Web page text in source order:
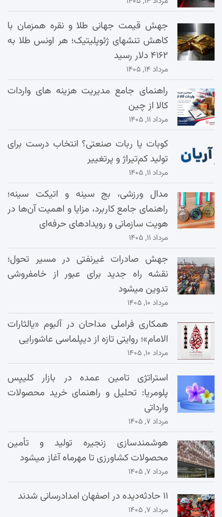
جهش قیمت جهانی طلا و نقره همزمان با
کاهش تنشهای ژئوپلیتیک؛ هر اونس طلا به
۴۱۶۲ دلار رسید
مرداد ۱۴, ۱۴۰۵
راهنمای جامع مدیریت هزینه‌ های واردات
کالا از چین
مرداد ۱۱, ۱۴۰۵
کوبات یا ربات صنعتی؟ انتخاب درست برای
تولید کم‌تیراژ و پرتغییر
مرداد ۱۱, ۱۴۰۵
مدال ورزشی، بج سینه و اتیکت سینه؛
راهنمای جامع کاربرد، مزایا و اهمیت آن‌ها در
هویت سازمانی و رویدادهای حرفه‌ای
مرداد ۱۱, ۱۴۰۵
جهش صادرات غیرنفتی در مسیر تحول؛
نقشه راه جدید برای عبور از خامفروشی
تدوین میشود
مرداد ۱۰, ۱۴۰۵
همکاری فراملی مداحان در آلبوم «یالثارات
الامام»؛ روایتی تازه از دیپلماسی عاشورایی
مرداد ۱۰, ۱۴۰۵
استراتژی تامین عمده در بازار کلیپس
پلومریا: تحلیل و راهنمای خرید محصولات
وارداتی
مرداد ۷, ۱۴۰۵
هوشمندسازی زنجیره تولید و تأمین
محصولات کشاورزی تا مهرماه آغاز میشود
مرداد ۷, ۱۴۰۵
۱۱ حادثه‌دیده در اصفهان امدادرسانی شدند
مرداد ۷, ۱۴۰۵